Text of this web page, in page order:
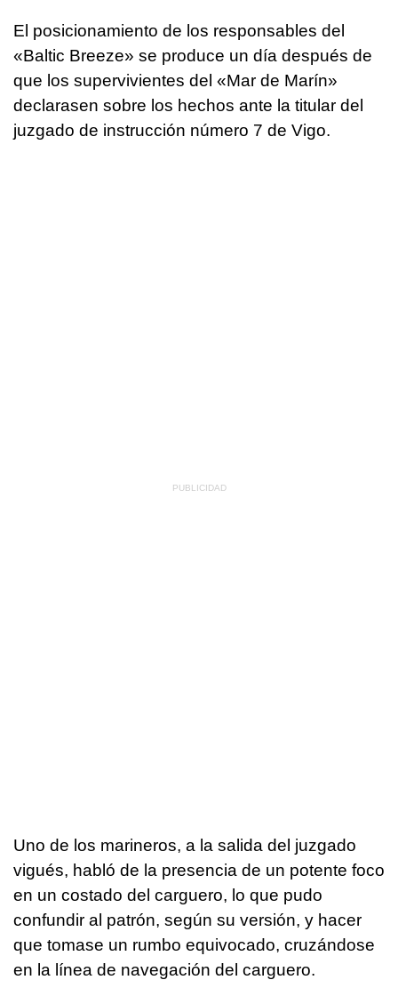
El posicionamiento de los responsables del
«Baltic Breeze» se produce un día después de
que los supervivientes del «Mar de Marín»
declarasen sobre los hechos ante la titular del
juzgado de instrucción número 7 de Vigo.
Uno de los marineros, a la salida del juzgado
vigués, habló de la presencia de un potente foco
en un costado del carguero, lo que pudo
confundir al patrón, según su versión, y hacer
que tomase un rumbo equivocado, cruzándose
en la línea de navegación del carguero.